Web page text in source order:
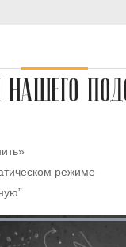
НАШЕГО
режиме